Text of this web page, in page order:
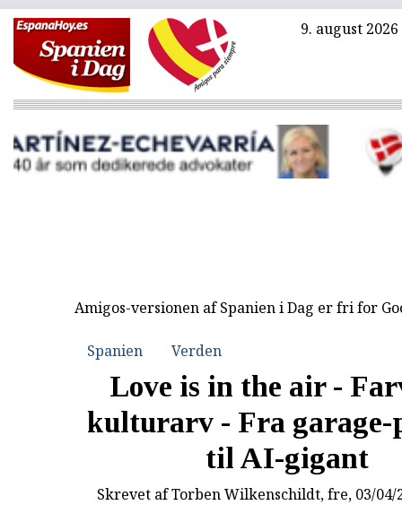
9. august 2026
Amigos-versionen af Spanien i Dag er fri for
Spanien Verden
Love is in the air -
kulturarv - Fra
til AI-gigant
Skrevet afTorben Wilkenschildt, fre, 03/04/